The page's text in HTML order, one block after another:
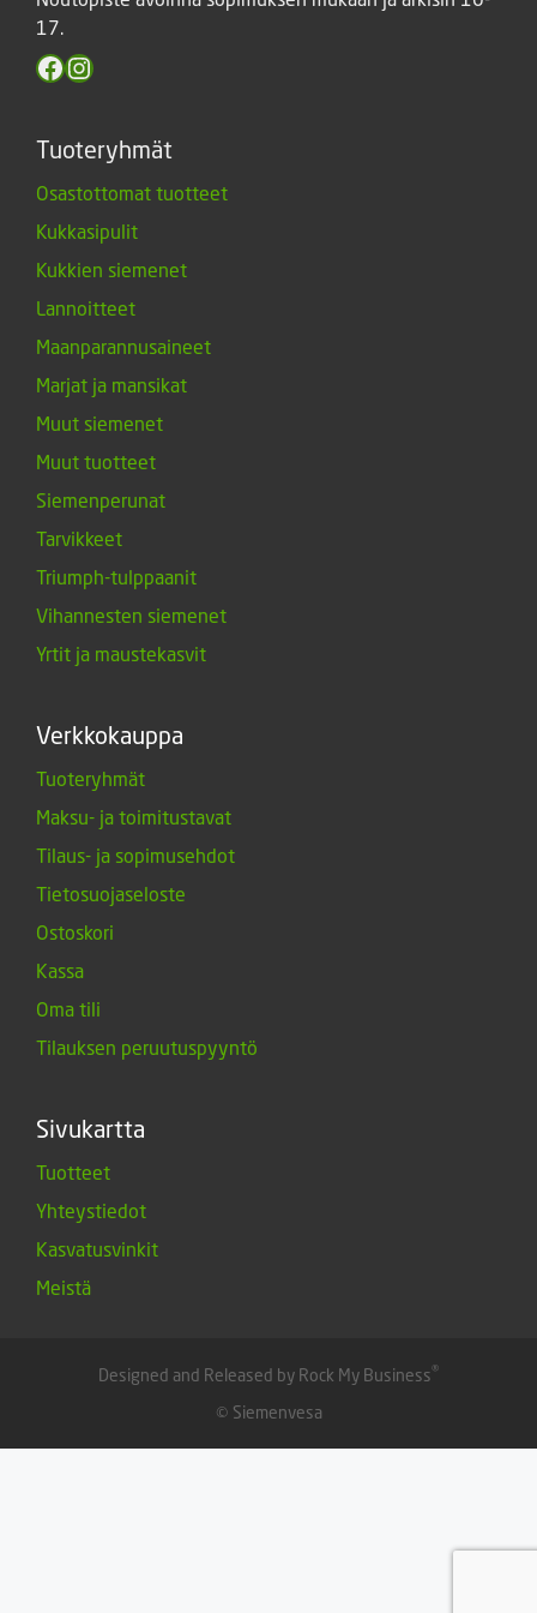
17.
Facebook
Instagram
Tuoteryhmät
Osastottomat tuotteet
Kukkasipulit
Kukkien siemenet
Lannoitteet
Maanparannusaineet
Marjat ja mansikat
Muut siemenet
Muut tuotteet
Siemenperunat
Tarvikkeet
Triumph-tulppaanit
Vihannesten siemenet
Yrtit ja maustekasvit
Verkkokauppa
Tuoteryhmät
Maksu- ja toimitustavat
Tilaus- ja sopimusehdot
Tietosuojaseloste
Ostoskori
Kassa
Oma tili
Tilauksen peruutuspyyntö
Sivukartta
Tuotteet
Yhteystiedot
Kasvatusvinkit
Meistä
Designed and Released by Rock My Business®
© Siemenvesa